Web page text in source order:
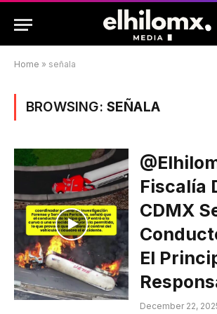
Home » señala
BROWSING: SEÑALA
Fiscalía
CDMX
El
December 22,